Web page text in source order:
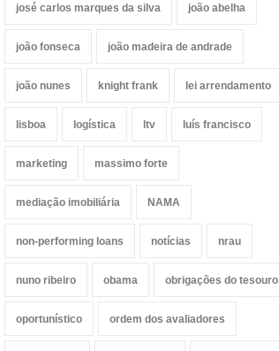
josé carlos marques da silva joão abelha
joão fonseca joão madeira de andrade
joão nunes knight frank lei arrendamento
lisboa logística ltv luís francisco
marketing massimo forte
mediação imobiliária NAMA
non-performing loans notícias nrau
nuno ribeiro obama obrigações do tesouro
oportunístico ordem dos avaliadores